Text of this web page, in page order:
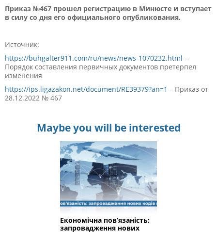
Приказ №467 прошел регистрацию в Минюсте и вступает
в силу со дня его официального опубликования.
Источник:
https://buhgalter911.com/ru/news/news-1070232.html –
Порядок составления первичных документов претерпел
изменения
https://ips.ligazakon.net/document/RE39379?an=1 – Приказ от
28.12.2022 № 467
Maybe you will be interested
Економічна пов’язаність:
запровадження нових